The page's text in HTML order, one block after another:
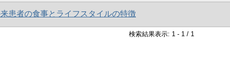
患者の食事とライフスタイルの特徴
検索結果表示: 1 - 1 / 1